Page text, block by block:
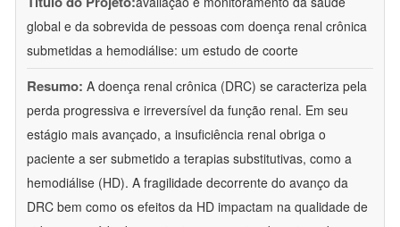
global e da sobrevida de pessoas com doença renal crônica
submetidas a hemodiálise: um estudo de coorte
Resumo: A doença renal crônica (DRC) se caracteriza pela
perda progressiva e irreversível da função renal. Em seu
estágio mais avançado, a insuficiência renal obriga o
paciente a ser submetido a terapias substitutivas, como a
hemodiálise (HD). A fragilidade decorrente do avanço da
DRC bem como os efeitos da HD impactam na qualidade de